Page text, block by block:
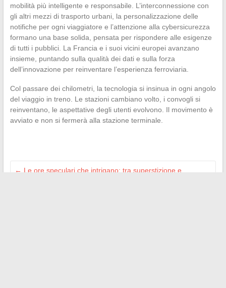
mobilità più intelligente e responsabile. L’interconnessione con
gli altri mezzi di trasporto urbani, la personalizzazione delle
notifiche per ogni viaggiatore e l’attenzione alla cybersicurezza
formano una base solida, pensata per rispondere alle esigenze
di tutti i pubblici. La Francia e i suoi vicini europei avanzano
insieme, puntando sulla qualità dei dati e sulla forza
dell’innovazione per reinventare l’esperienza ferroviaria.
Col passare dei chilometri, la tecnologia si insinua in ogni angolo
del viaggio in treno. Le stazioni cambiano volto, i convogli si
reinventano, le aspettative degli utenti evolvono. Il movimento è
avviato e non si fermerà alla stazione terminale.
← Le ore speculari che intrigano: tra superstizione e